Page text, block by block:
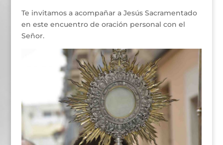
Te invitamos a acompañar a Jesús Sacramentado
en este encuentro de oración personal con el
Señor.